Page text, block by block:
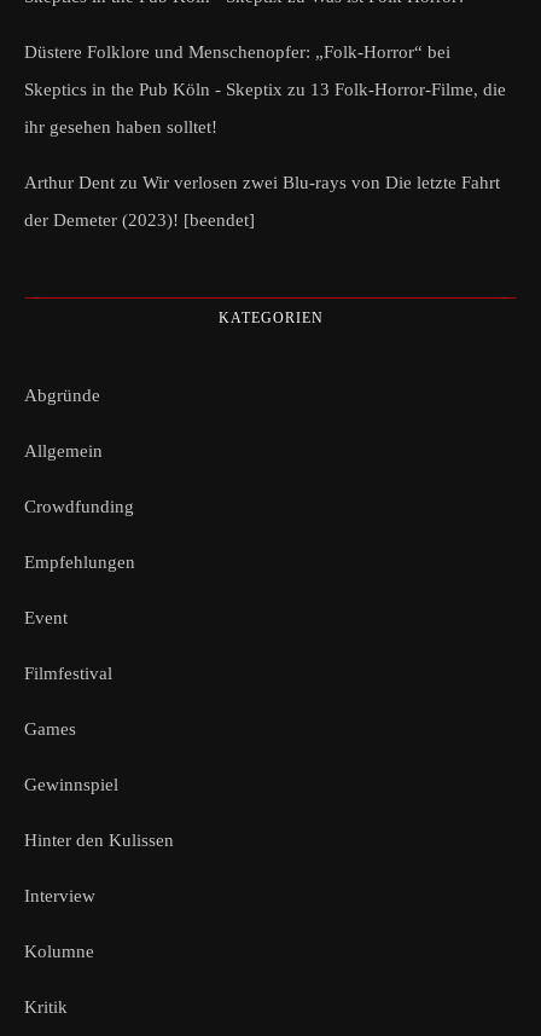
Düstere Folklore und Menschenopfer: „Folk-Horror“ bei
Skeptics in the Pub Köln - Skeptix zu 13 Folk-Horror-Filme, die
ihr gesehen haben solltet!
Arthur Dent zu Wir verlosen zwei Blu-rays von Die letzte Fahrt
der Demeter (2023)! [beendet]
KATEGORIEN
Abgründe
Allgemein
Crowdfunding
Empfehlungen
Event
Filmfestival
Games
Gewinnspiel
Hinter den Kulissen
Interview
Kolumne
Kritik